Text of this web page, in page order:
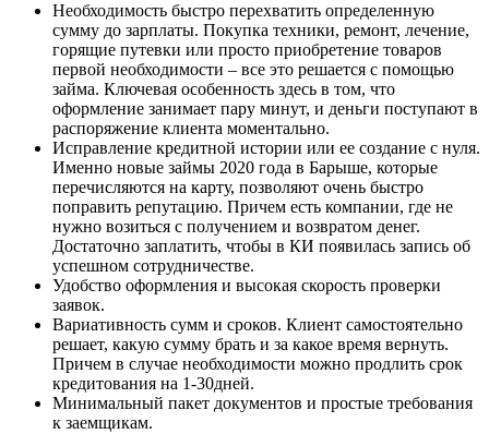
лия
Отличная компания выдают быстро и
без проблем деньги в день
обращения.Достаточно просто
заполнить заявку и подождать...
Необходимость быстро перехватить определенную
сумму до зарплаты. Покупка техники, ремонт, лечение,
горящие путевки или просто приобретение товаров
первой необходимости – все это решается с помощью
займа. Ключевая особенность здесь в том, что
оформление занимает пару минут, и деньги поступают в
распоряжение клиента моментально.
Исправление кредитной истории или ее создание с нуля.
Именно новые займы 2020 года в Барыше, которые
перечисляются на карту, позволяют очень быстро
поправить репутацию. Причем есть компании, где не
нужно возиться с получением и возвратом денег.
Достаточно заплатить, чтобы в КИ появилась запись об
успешном сотрудничестве.
Удобство оформления и высокая скорость проверки
заявок.
Вариативность сумм и сроков. Клиент самостоятельно
решает, какую сумму брать и за какое время вернуть.
Причем в случае необходимости можно продлить срок
кредитования на 1-30дней.
Минимальный пакет документов и простые требования
к заемщикам.